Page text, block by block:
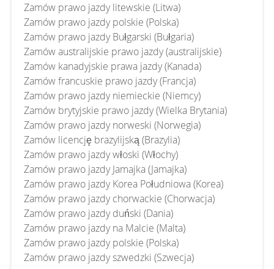
Zamów prawo jazdy litewskie (Litwa)
Zamów prawo jazdy polskie (Polska)
Zamów prawo jazdy Bułgarski (Bułgaria)
Zamów australijskie prawo jazdy (australijskie)
Zamów kanadyjskie prawa jazdy (Kanada)
Zamów francuskie prawo jazdy (Francja)
Zamów prawo jazdy niemieckie (Niemcy)
Zamów brytyjskie prawo jazdy (Wielka Brytania)
Zamów prawo jazdy norweski (Norwegia)
Zamów licencję brazylijską (Brazylia)
Zamów prawo jazdy włoski (Włochy)
Zamów prawo jazdy Jamajka (Jamajka)
Zamów prawo jazdy Korea Południowa (Korea)
Zamów prawo jazdy chorwackie (Chorwacja)
Zamów prawo jazdy duński (Dania)
Zamów prawo jazdy na Malcie (Malta)
Zamów prawo jazdy polskie (Polska)
Zamów prawo jazdy szwedzki (Szwecja)